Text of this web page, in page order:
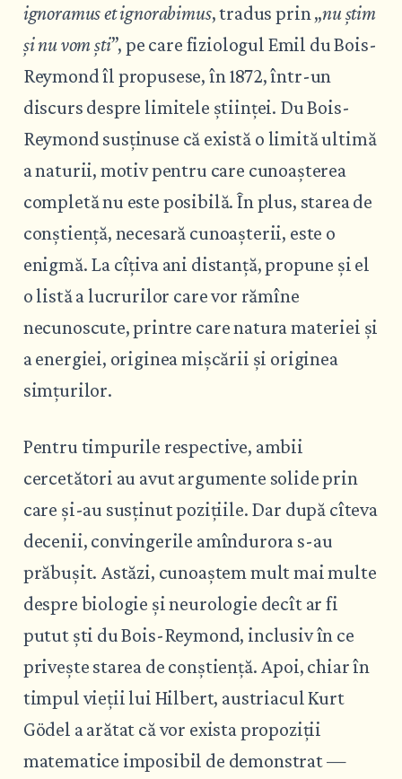
ignoramus et ignorabimus, tradus prin „nu știm
și nu vom ști”, pe care fiziologul Emil du Bois-
Reymond îl propusese, în 1872, într-un
discurs despre limitele științei. Du Bois-
Reymond susținuse că există o limită ultimă
a naturii, motiv pentru care cunoașterea
completă nu este posibilă. În plus, starea de
conștiență, necesară cunoașterii, este o
enigmă. La cîțiva ani distanță, propune și el
o listă a lucrurilor care vor rămîne
necunoscute, printre care natura materiei și
a energiei, originea mișcării și originea
simțurilor.
Pentru timpurile respective, ambii
cercetători au avut argumente solide prin
care și-au susținut pozițiile. Dar după cîteva
decenii, convingerile amîndurora s-au
prăbușit. Astăzi, cunoaștem mult mai multe
despre biologie și neurologie decît ar fi
putut ști du Bois-Reymond, inclusiv în ce
privește starea de conștiență. Apoi, chiar în
timpul vieții lui Hilbert, austriacul Kurt
Gödel a arătat că vor exista propoziții
matematice imposibil de demonstrat —